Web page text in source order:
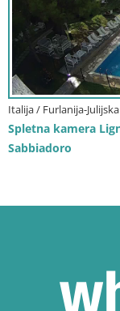
Italija / Furlanija-
Spletna kamera
Sabbiadoro